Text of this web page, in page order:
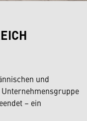
und
– ein